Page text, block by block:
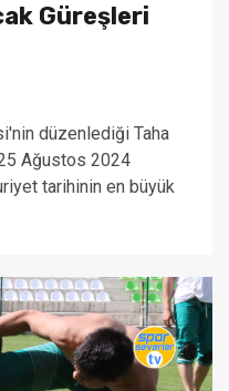
Güreşleri
düzenlediği Taha
Ağustos 2024
tarihinin en büyük